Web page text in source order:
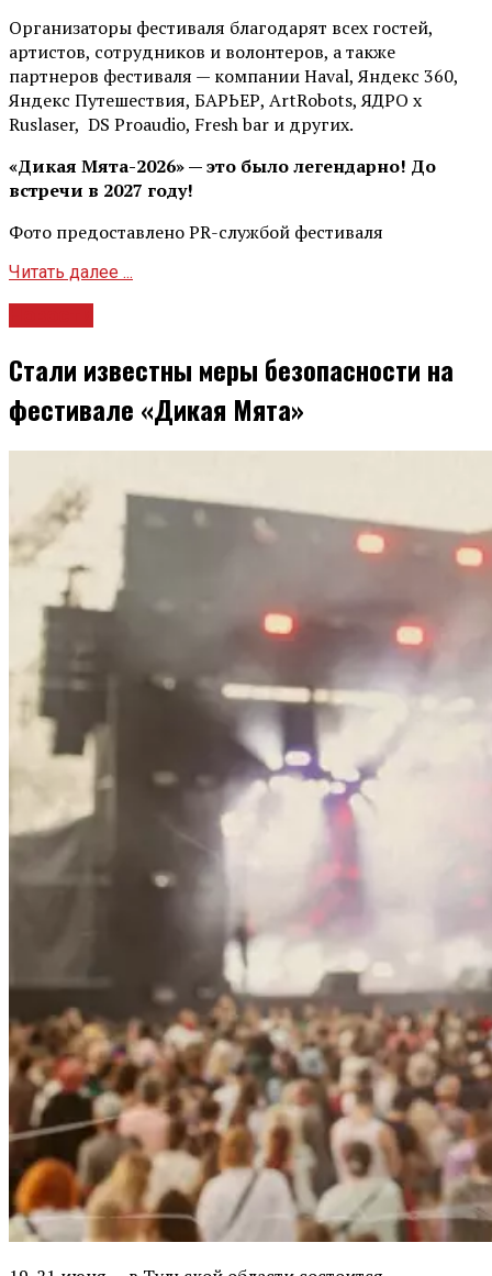
Организаторы фестиваля благодарят всех гостей,
артистов, сотрудников и волонтеров, а также
партнеров фестиваля — компании Haval, Яндекс 360,
Яндекс Путешествия, БАРЬЕР, ArtRobots, ЯДРО х
Ruslaser, DS Proaudio, Fresh bar и других.
«Дикая Мята-2026» — это было легендарно! До
встречи в 2027 году!
Фото предоставлено PR-службой фестиваля
Читать далее ...
Стали известны меры безопасности на
фестивале «Дикая Мята»